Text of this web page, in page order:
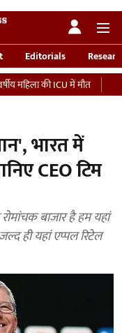
Editorials
की ICU में मौत
‘भारतीय
भारत में
CEO टिम
बाजार है हम यहां
ही यहां एप्पल रिटेल